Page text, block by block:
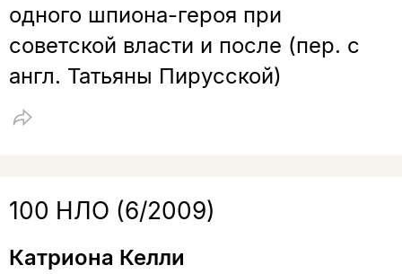
одного шпиона-героя при
советской власти и после (пер. с
англ. Татьяны Пирусской)
100 НЛО (6/2009)
Катриона Келли